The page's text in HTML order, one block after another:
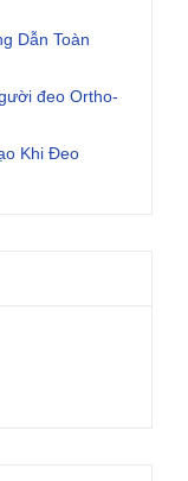
Dẫn Toàn
đeo Ortho-
Khi Đeo